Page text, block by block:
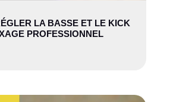
LA BASSE ET LE KICK
PROFESSIONNEL